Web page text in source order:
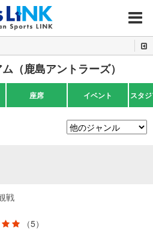
MENU
（鹿島アントラーズ）
座席 イベント スタ
戦
（5）